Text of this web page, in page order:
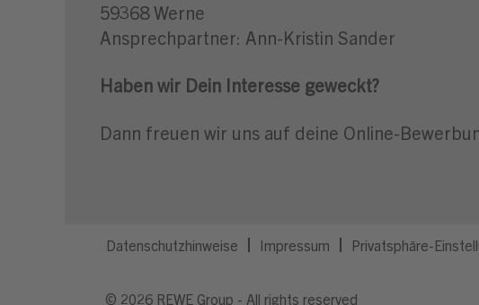
59368 Werne
Ansprechpartner: Ann-Kristin Sander
Haben wir Dein Interesse geweckt?
Dann freuen wir uns auf deine Online-
Datenschutzhinweise Impressum Privatsphäre-
© 2026 REWE Group - All rights reserved